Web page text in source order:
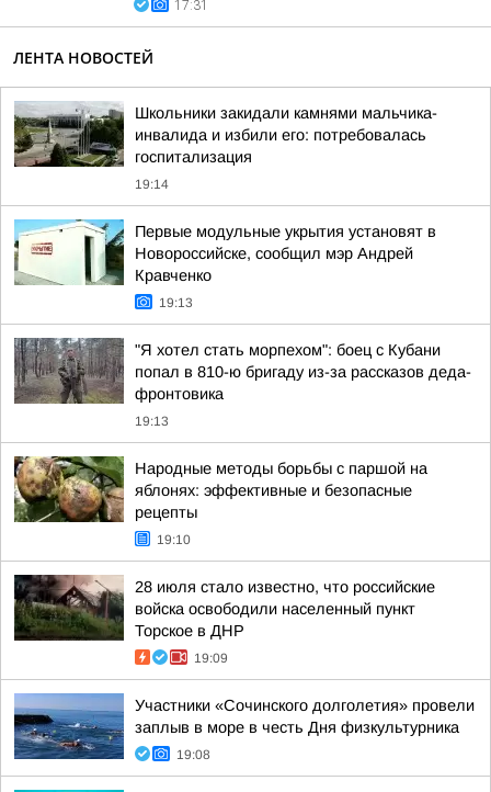
17:31
ЛЕНТА НОВОСТЕЙ
Школьники закидали камнями мальчика-
инвалида и избили его: потребовалась
госпитализация
19:14
Первые модульные укрытия установят в
Новороссийске, сообщил мэр Андрей
Кравченко
19:13
"Я хотел стать морпехом": боец с Кубани
попал в 810-ю бригаду из-за рассказов деда-
фронтовика
19:13
Народные методы борьбы с паршой на
яблонях: эффективные и безопасные
рецепты
19:10
28 июля стало известно, что российские
войска освободили населенный пункт
Торское в ДНР
19:09
Участники «Сочинского долголетия» провели
заплыв в море в честь Дня физкультурника
19:08